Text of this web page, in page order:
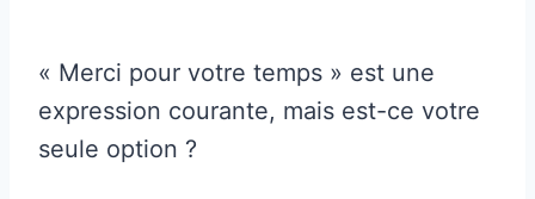
« Merci pour votre temps » est une
expression courante, mais est-ce votre
seule option ?